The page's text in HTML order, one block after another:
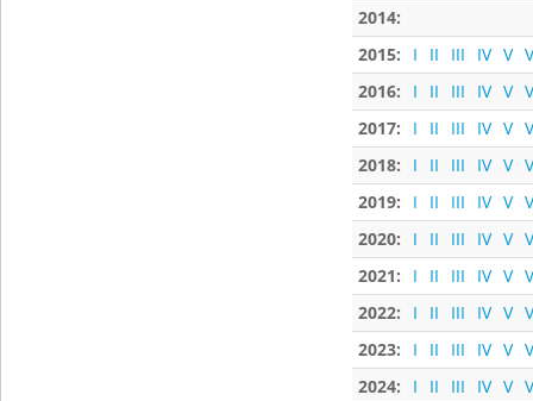
2014:
2015:
I II III IV V
2016:
I II III IV V
2017:
I II III IV V
2018:
I II III IV V
2019:
I II III IV V
2020:
I II III IV V
2021:
I II III IV V
2022:
I II III IV V
2023:
I II III IV V
2024:
I II III IV V